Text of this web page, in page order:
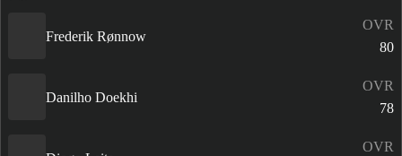
Frederik Rønnow
OVR
80
Danilho Doekhi
OVR
78
OVR